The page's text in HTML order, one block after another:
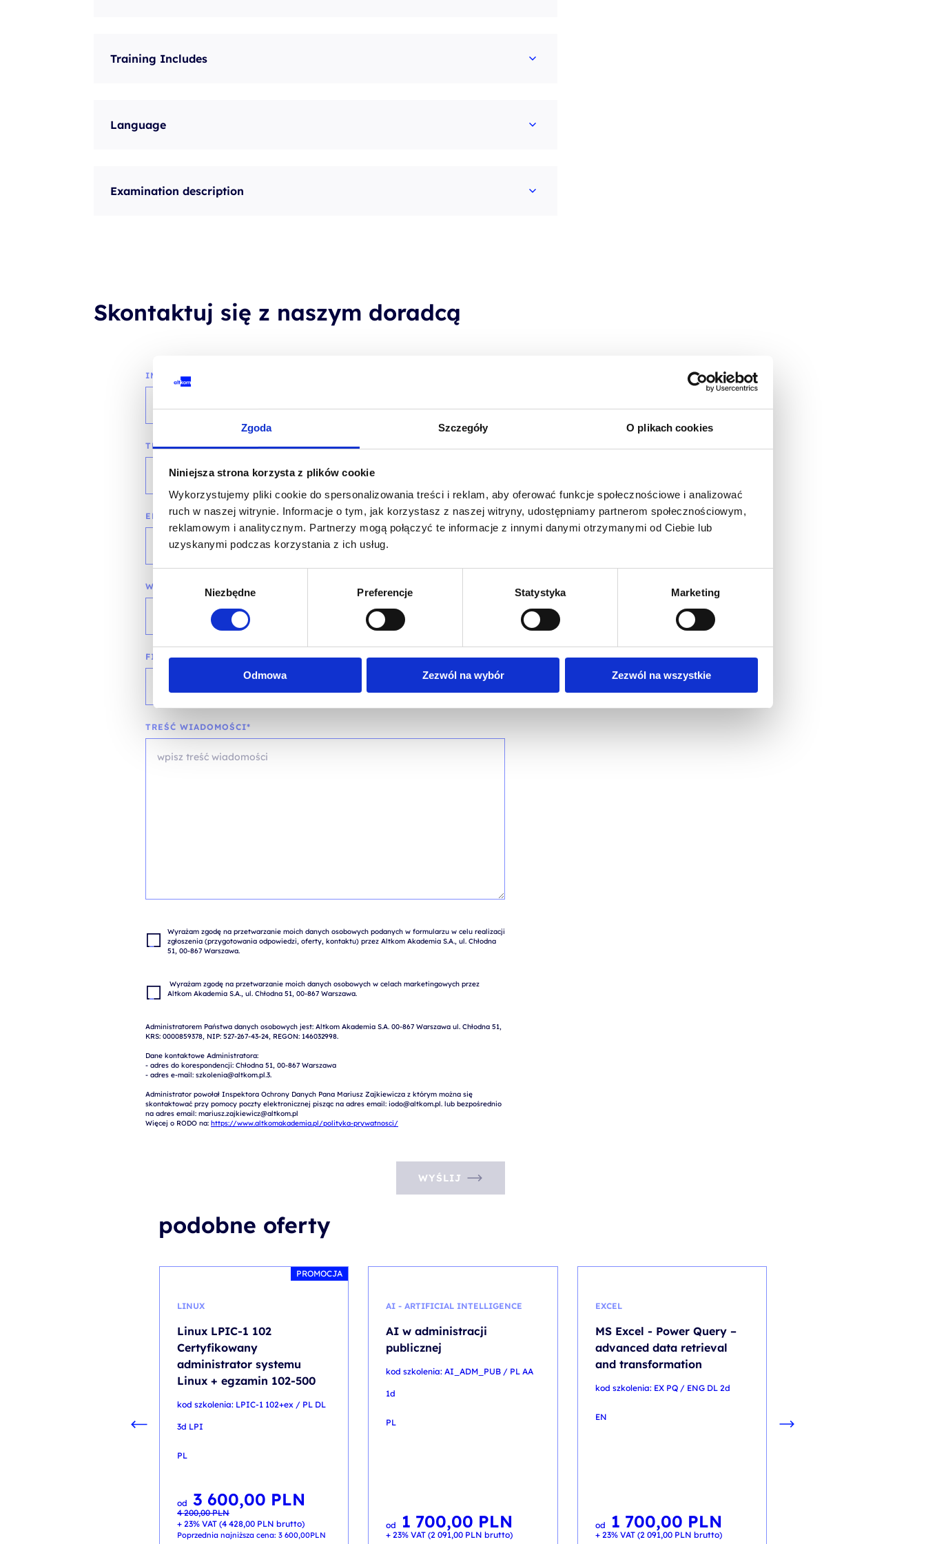
Zgoda Szczegóły O plikach cookies
Niniejsza strona korzysta z plików cookie
Wykorzystujemy pliki cookie do spersonalizowania treści i reklam, aby oferować funkcje społecznościowe i analizować
ruch w naszej witrynie. Informacje o tym, jak korzystasz z naszej witryny, udostępniamy partnerom społecznościowym,
reklamowym i analitycznym. Partnerzy mogą połączyć te informacje z innymi danymi otrzymanymi od Ciebie lub
uzyskanymi podczas korzystania z ich usług.
Niezbędne Preferencje Statystyka Marketing
Odmowa Zezwól na wybór Zezwól na wszystkie
Training Includes
Language
Examination description
Skontaktuj się z naszym doradcą
IMIĘ I NAZWISKO*
TELEFON KONTAKTOWY*
EMAIL*
WOJEWÓDZTWO*
wybierz województwo
FIRMA
TREŚĆ WIADOMOŚCI*
Wyrażam zgodę na przetwarzanie moich danych osobowych podanych w formularzu w celu realizacji
zgłoszenia (przygotowania odpowiedzi, oferty, kontaktu) przez Altkom Akademia S.A., ul. Chłodna
Administratorem Państwa danych osobowych jest: Altkom Akademia S.A. 00-867 Warszawa ul. Chłodna 51,
KRS: 0000859378, NIP: 527-267-43-24, REGON: 146032998.
Dane kontaktowe Administratora:
- adres do korespondencji: Chłodna 51, 00-867 Warszawa
- adres e-mail: szkolenia@altkom.pl.3.
Administrator powołał Inspektora Ochrony Danych Pana Mariusz Zajkiewicza z którym można się
skontaktować przy pomocy poczty elektronicznej pisząc na adres email: iodo@altkom.pl. lub bezpośrednio
na adres email: mariusz.zajkiewicz@altkom.pl
Więcej o RODO na: https://www.altkomakademia.pl/polityka-prywatnosci/
WYŚLIJ
podobne oferty
PROMOCJA
LINUX
Linux LPIC-1 102
Certyfikowany
administrator systemu
Linux + egzamin 102-500
kod szkolenia: LPIC-1 102+ex / PL DL
3d LPI
PL
od
4 200,00PLN
Pierwotna
cena
wynosiła:
4 200,00 PLN.
3 600,00 PLN
Aktualna
cena
wynosi:
3 600,00 PLN.
+ 23% VAT (4 428,00 PLN brutto)
Poprzednia najniższa cena: 3 600,00PLN
AI - ARTIFICIAL INTELLIGENCE
AI w administracji
publicznej
kod szkolenia: AI_ADM_PUB / PL AA
1d
PL
od 1 700,00 PLN
+ 23% VAT (2 091,00 PLN brutto)
EXCEL
MS Excel - Power Query –
advanced data retrieval
and transformation
kod szkolenia: EX PQ / ENG DL 2d
EN
od 1 700,00 PLN
+ 23% VAT (2 091,00 PLN brutto)